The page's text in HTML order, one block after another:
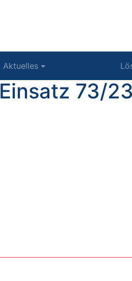
Aktuelles
Einsatz 73/